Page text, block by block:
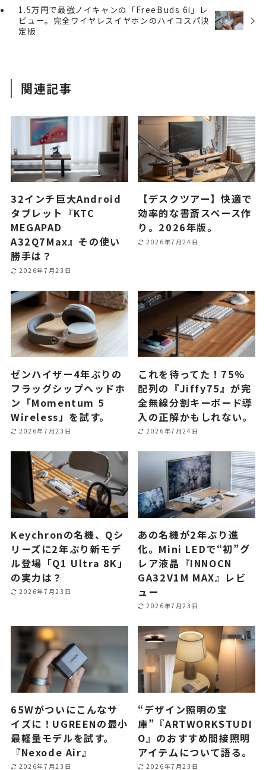
1.5万円で最強ノイキャンの「FreeBuds 6i」レ
ビュー。完全ワイヤレスイヤホンのハイコスパ決
定版
関連記事
32インチ巨大Android
タブレット『KTC
MEGAPAD
A32Q7Max』その使い
勝手は？
2026年7月23日
【デスクツアー】快適で
効率的な書斎スペース作
り。2026年版。
2026年7月24日
ゼンハイザー4年ぶりの
フラッグシップヘッドホ
ン「Momentum 5
Wireless」を試す。
2026年7月23日
これを待ってた！75%
配列の『Jiffy75』が完
全無線分割キーボード導
入の正解かもしれない。
2026年7月24日
Keychronの名機、Qシ
リーズに2年ぶり新モデ
ル登場「Q1 Ultra 8K」
の実力は？
2026年7月23日
あの名機が2年ぶり進
化。Mini LEDで“初”グ
レア液晶『INNOCN
GA32V1M MAX』レビ
ュー
2026年7月23日
65Wがついにこんなサ
イズに！UGREENの最小
最軽量モデルを試す。
『Nexode Air』
2026年7月23日
“デザイン照明の宝
庫”『ARTWORKSTUDI
O』のおすすめ間接照明
アイテムについて語る。
2026年7月23日